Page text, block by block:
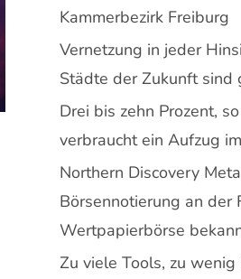
Kammerbezirk Freiburg
Vernetzung in jeder
Städte der Zukunft sind
Drei bis zehn Prozent,
verbraucht ein Aufzug
Northern Discovery
Börsennotierung an der
Wertpapierbörse
Zu viele Tools, zu wenig